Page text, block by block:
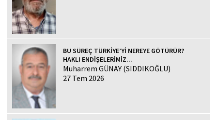
BU SÜREÇ TÜRKİYE’Yİ NEREYE GÖTÜRÜR?
HAKLI ENDİŞELERİMİZ...
Muharrem GÜNAY (SIDDIKOĞLU)
27 Tem 2026